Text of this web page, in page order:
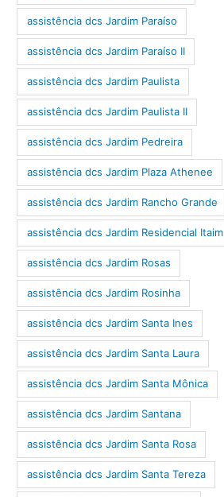
assistência dcs Jardim Paraíso
assistência dcs Jardim Paraíso II
assistência dcs Jardim Paulista
assistência dcs Jardim Paulista II
assistência dcs Jardim Pedreira
assistência dcs Jardim Plaza Athenee
assistência dcs Jardim Rancho Grande
assistência dcs Jardim Residencial Itaim
assistência dcs Jardim Rosas
assistência dcs Jardim Rosinha
assistência dcs Jardim Santa Ines
assistência dcs Jardim Santa Laura
assistência dcs Jardim Santa Mônica
assistência dcs Jardim Santana
assistência dcs Jardim Santa Rosa
assistência dcs Jardim Santa Tereza